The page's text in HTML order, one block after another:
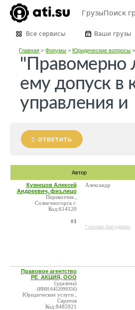
ГрузыПоиск
Все сервисы Ваши грузы
Главная >Форумы >Юридические вопросы
"Правомерно
ему допуск в
управления и
ОТВЕТИТЬ
Автор
Кузнецов Алексей
Андреевич, физ.лицо
Перевозчик ,
Солнечногорск г.
Код:614120
#1
Александр
* контакт был удален
Правовое агентство
РЕ_АКЦИЯ, ООО
(удалена)
(ИНН:6452099356)
Юридические услуги ,
Саратов
Код:8485921